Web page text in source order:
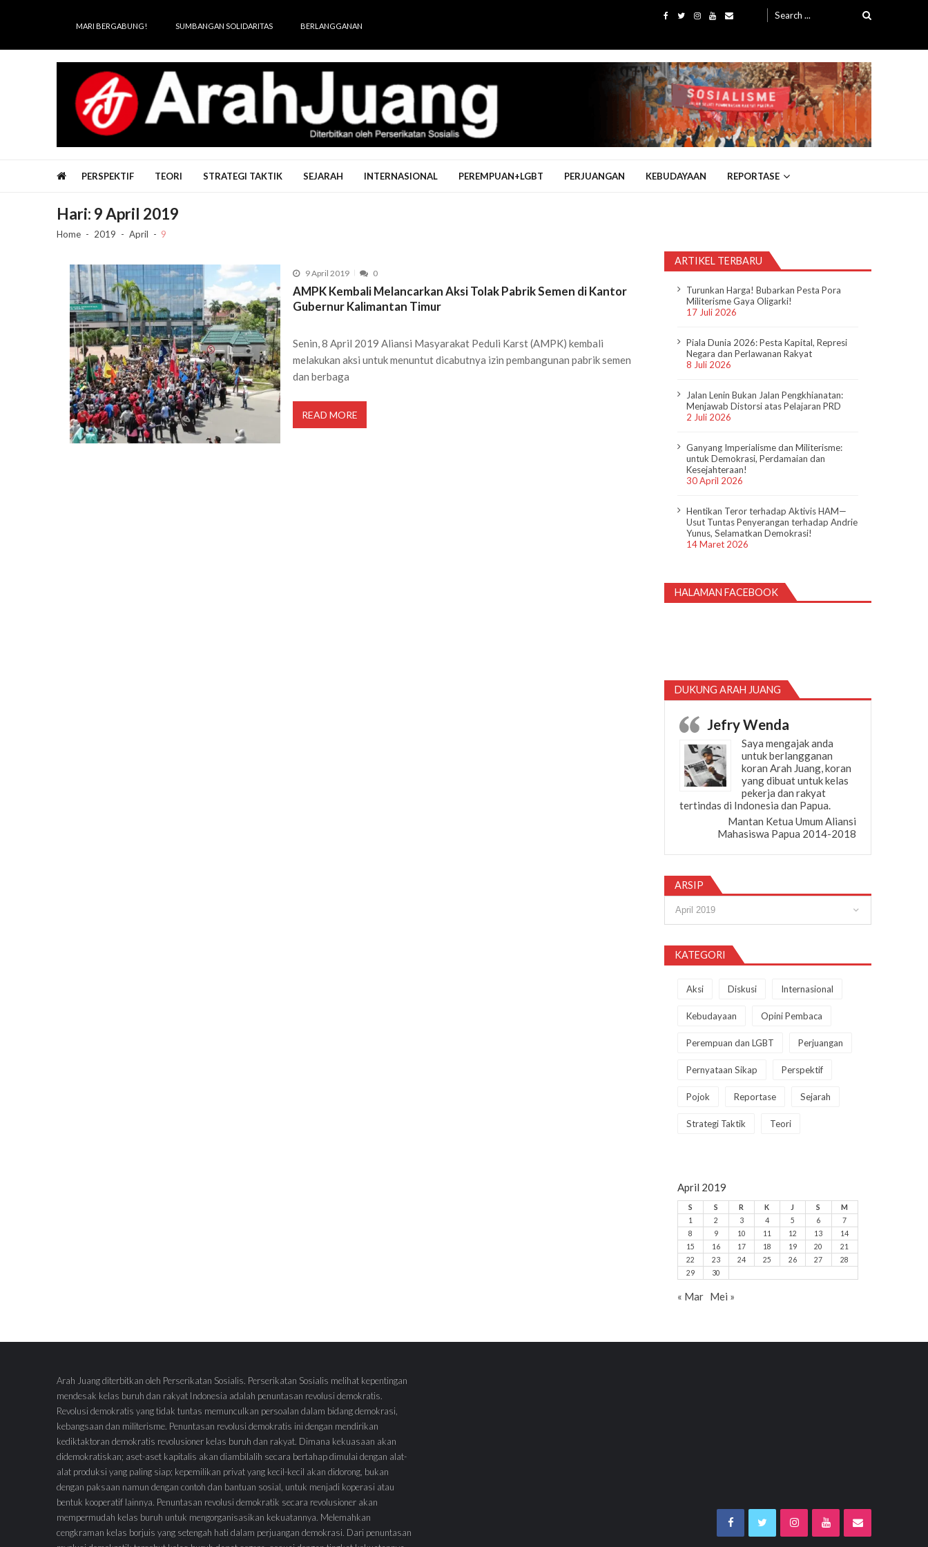
MARI BERGABUNG! SUMBANGAN SOLIDARITAS BERLANGGANAN
for:
PERSPEKTIF TEORI STRATEGI TAKTIK SEJARAH INTERNASIONAL PEREMPUAN+LGBT PERJUANGAN KEBUDAYAAN REPORTASE
Hari: 9 April 2019
Home 2019 April 9
9 April 2019 0
AMPK Kembali Melancarkan Aksi Tolak Pabrik Semen di Kantor
Gubernur Kalimantan Timur
Senin, 8 April 2019 Aliansi Masyarakat Peduli Karst (AMPK) kembali
melakukan aksi untuk menuntut dicabutnya izin pembangunan pabrik semen
dan berbaga
READ MORE
ARTIKEL TERBARU
Turunkan Harga! Bubarkan Pesta Pora
Militerisme Gaya Oligarki!
17 Juli 2026
Piala Dunia 2026: Pesta Kapital, Represi
Negara dan Perlawanan Rakyat
8 Juli 2026
Jalan Lenin Bukan Jalan Pengkhianatan:
Menjawab Distorsi atas Pelajaran PRD
2 Juli 2026
Ganyang Imperialisme dan Militerisme:
untuk Demokrasi, Perdamaian dan
Kesejahteraan!
30 April 2026
Hentikan Teror terhadap Aktivis HAM—
Usut Tuntas Penyerangan terhadap Andrie
Yunus, Selamatkan Demokrasi!
14 Maret 2026
HALAMAN FACEBOOK
DUKUNG ARAH JUANG
Jefry Wenda
Saya mengajak anda
untuk berlangganan
koran Arah Juang, koran
yang dibuat untuk kelas
pekerja dan rakyat
tertindas di Indonesia dan Papua.
Mantan Ketua Umum Aliansi
Mahasiswa Papua 2014-2018
ARSIP
KATEGORI
Aksi Diskusi Internasional
Kebudayaan Opini Pembaca
Perempuan dan LGBT Perjuangan
Pernyataan Sikap Perspektif
Pojok Reportase Sejarah
Strategi Taktik Teori
April 2019
S S R K J S
M
1
2 3 4 5 6
7
8
9 10 11 12 13
14
15
16 17 18 19 20
21
22
23 24 25 26 27
28
29
30
« Mar Mei »
Arah Juang diterbitkan oleh Perserikatan Sosialis. Perserikatan Sosialis melihat kepentingan
mendesak kelas buruh dan rakyat Indonesia adalah penuntasan revolusi demokratis.
Revolusi demokratis yang tidak tuntas memunculkan persoalan dalam bidang demokrasi,
kebangsaan dan militerisme. Penuntasan revolusi demokratis ini dengan mendirikan
kediktaktoran demokratis revolusioner kelas buruh dan rakyat. Dimana kekuasaan akan
didemokratiskan; aset-aset kapitalis akan diambilalih secara bertahap dimulai dengan alat-
alat produksi yang paling siap; kepemilikan privat yang kecil-kecil akan didorong, bukan
dengan paksaan namun dengan contoh dan bantuan sosial, untuk menjadi koperasi atau
bentuk kooperatif lainnya. Penuntasan revolusi demokratik secara revolusioner akan
mempermudah kelas buruh untuk mengorganisasikan kekuatannya. Melemahkan
cengkraman kelas borjuis yang setengah hati dalam perjuangan demokrasi. Dari penuntasan